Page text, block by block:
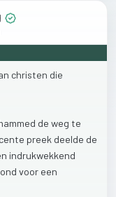
christen die
de weg te
preek deelde de
indrukwekkend
voor een